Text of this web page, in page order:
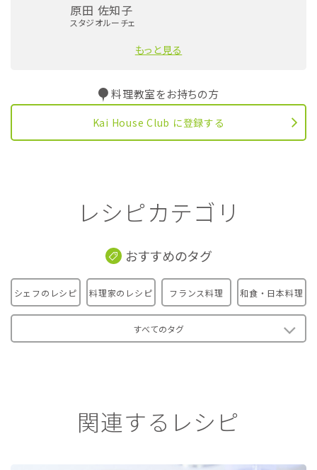
原田 佐知子
スタジオルーチェ
もっと見る
料理教室をお持ちの方
Kai House Club に登録する
レシピカテゴリ
おすすめのタグ
シェフのレシピ 料理家のレシピ フランス料理 和食・日本料理
すべてのタグ
関連するレシピ